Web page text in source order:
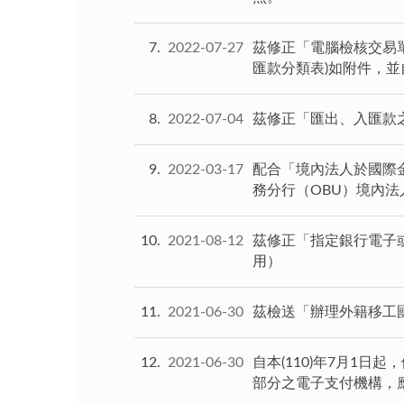
7 2022-07-27
茲修正「電腦檢核交易
匯款分類表)如附件，
8 2022-07-04 茲修正「匯出、入匯款
9 2022-03-17
配合「境內法人於國際
務分行（OBU）境內
10 2021-08-12
茲修正「指定銀行電子
用）
11 2021-06-30 茲檢送「辦理外籍移工
12 2021-06-30
自本(110)年7月1日起
部分之電子支付機構，